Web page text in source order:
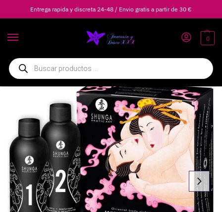
Entrega rapida y discreta 24-48 / Envio gratis a partir de 30 €
0
Inicio Lubricantes / Lubricantes Íntimos